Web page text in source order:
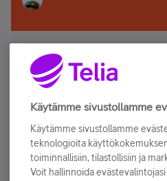
Älä jää paitsi –
Tilaa Telian uutiskirje ja olet
sähköpostiisi.
Tilaa nyt
Käytämme sivustollamme
Käytämme sivustollamme
teknologioita
toiminnallisiin, tilastollisiin ja
Voit hallinnoida evästevalintojasi